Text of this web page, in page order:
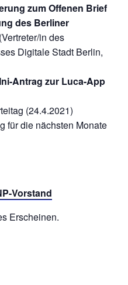
zum Offenen Brief
des Berliner
(Vertreter/in des
Digitale Stadt Berlin,
Antrag zur Luca-App
(24.4.2021)
für die nächsten Monate
Vorstand
Erscheinen.